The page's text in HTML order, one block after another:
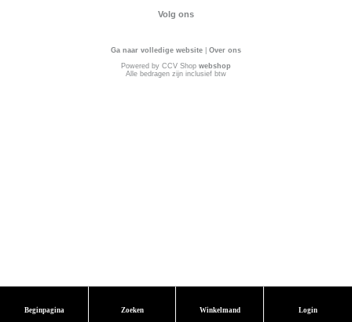
Volg ons
Ga naar volledige website
Over ons
Powered by CCV Shop webshop
Alle bedragen zijn inclusief btw
Beginpagina Zoeken Winkelmand Login